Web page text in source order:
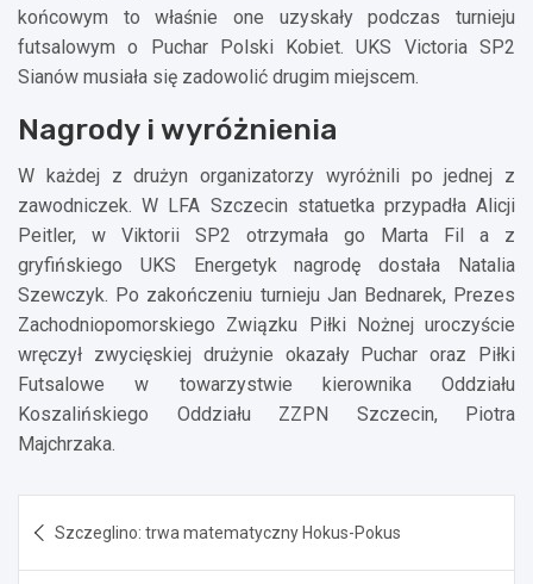
końcowym to właśnie one uzyskały podczas turnieju
futsalowym o Puchar Polski Kobiet. UKS Victoria SP2
Sianów musiała się zadowolić drugim miejscem.
Nagrody i wyróżnienia
W każdej z drużyn organizatorzy wyróżnili po jednej z
zawodniczek. W LFA Szczecin statuetka przypadła Alicji
Peitler, w Viktorii SP2 otrzymała go Marta Fil a z
gryfińskiego UKS Energetyk nagrodę dostała Natalia
Szewczyk. Po zakończeniu turnieju Jan Bednarek, Prezes
Zachodniopomorskiego Związku Piłki Nożnej uroczyście
wręczył zwycięskiej drużynie okazały Puchar oraz Piłki
Futsalowe w towarzystwie kierownika Oddziału
Koszalińskiego Oddziału ZZPN Szczecin, Piotra
Majchrzaka.
wpisu
Szczeglino: trwa matematyczny Hokus-Pokus